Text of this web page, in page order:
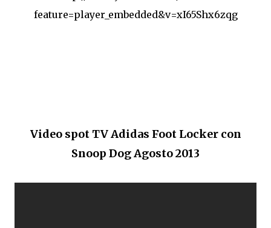
feature=player_embedded&v=xI65Shx6zqg
Video spot TV Adidas Foot Locker con
Snoop Dog Agosto 2013